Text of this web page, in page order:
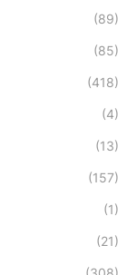
(89)
(85)
(418)
(4)
(13)
(157)
(1)
(21)